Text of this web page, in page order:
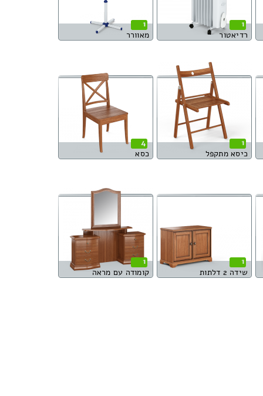
1
רדיאטור
1
מאוורר
1
כיסא מתקפל
4
כסא
1
שידה 2 דלתות
1
קומודה עם מראה